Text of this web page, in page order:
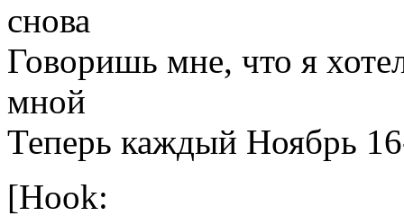
снова
Говоришь мне, что я
мной
Теперь каждый Ноябрь
[Hook: